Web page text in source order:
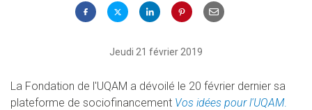
Jeudi 21 février 2019
La Fondation de l'UQAM a dévoilé le 20 février dernier sa
plateforme de sociofinancement Vos idées pour l'UQAM.